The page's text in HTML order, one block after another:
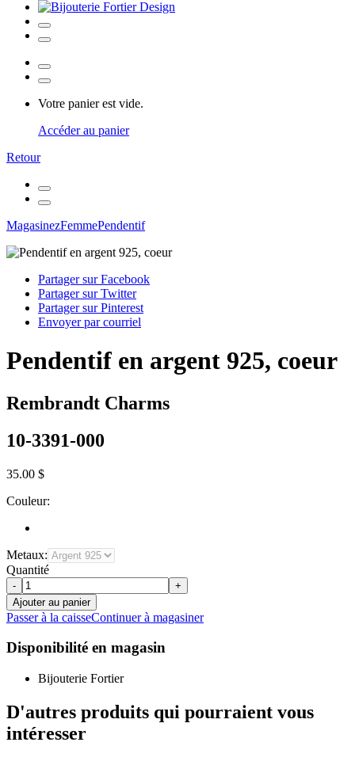
Votre panier est vide.
Accéder au panier
Retour
MagasinezFemmePendentif
Partager sur Facebook
Partager sur Twitter
Partager sur Pinterest
Envoyer par courriel
Pendentif en argent 925, coeur
Rembrandt Charms
10-3391-000
35.00 $
Couleur:
Metaux:
Quantité
-
+
Ajouter au panier
Passer à la caisseContinuer à magasiner
Disponibilité en magasin
Bijouterie Fortier
D'autres produits qui pourraient vous
intéresser